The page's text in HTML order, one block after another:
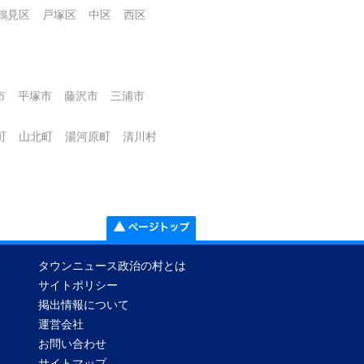
見区 戸塚区 中区
西区
平塚市 藤沢市
三浦市
山北町 湯河原町
清川村
タウンニュース政治の村とは
サイトポリシー
掲出情報について
運営会社
お問い合わせ